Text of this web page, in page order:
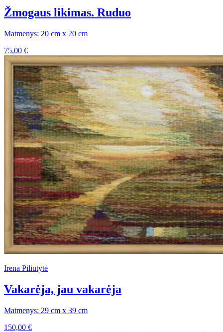
Žmogaus likimas. Ruduo
Matmenys: 20 cm x 20 cm
75,00 €
Irena Piliutytė
Vakarėja, jau vakarėja
Matmenys: 29 cm x 39 cm
150,00 €